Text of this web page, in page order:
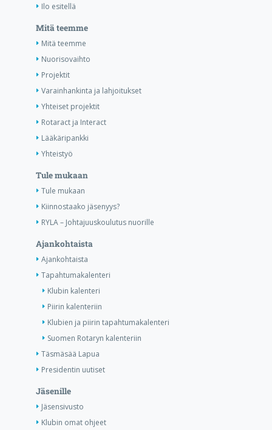
Ilo esitellä
Mitä teemme
Mitä teemme
Nuorisovaihto
Projektit
Varainhankinta ja lahjoitukset
Yhteiset projektit
Rotaract ja Interact
Lääkäripankki
Yhteistyö
Tule mukaan
Tule mukaan
Kiinnostaako jäsenyys?
RYLA – Johtajuuskoulutus nuorille
Ajankohtaista
Ajankohtaista
Tapahtumakalenteri
Klubin kalenteri
Piirin kalenteriin
Klubien ja piirin tapahtumakalenteri
Suomen Rotaryn kalenteriin
Täsmäsää Lapua
Presidentin uutiset
Jäsenille
Jäsensivusto
Klubin omat ohjeet